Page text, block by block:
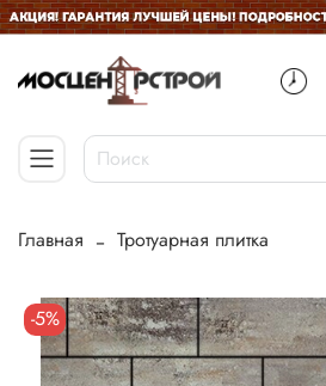
Главная Тротуарная плитка
-5%